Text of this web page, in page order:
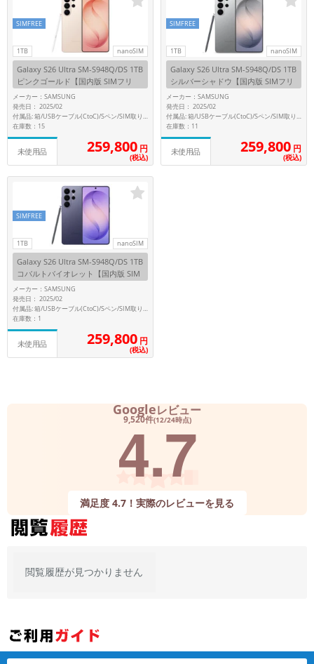
1TB nanoSIM
SIMFREE
Galaxy S26 Ultra SM-S948Q/DS 1TB
ピンクゴールド【国内版 SIMフリ
ー】
メーカー：SAMSUNG
発売日： 2025/02
付属品: 箱/USBケーブル(CtoC)/Sペン/SIM取り出し用ピン/マニュアル
在庫数：15
未使用品 259,800 円
(税込)
1TB nanoSIM
SIMFREE
Galaxy S26 Ultra SM-S948Q/DS 1TB
シルバーシャドウ【国内版 SIMフリ
ー】
メーカー：SAMSUNG
発売日： 2025/02
付属品: 箱/USBケーブル(CtoC)/Sペン/SIM取り出し用ピン/マニュアル
在庫数：11
未使用品 259,800 円
(税込)
1TB nanoSIM
SIMFREE
Galaxy S26 Ultra SM-S948Q/DS 1TB
コバルトバイオレット【国内版 SIM
フリー】
メーカー：SAMSUNG
発売日： 2025/02
付属品: 箱/USBケーブル(CtoC)/Sペン/SIM取り出し用ピン/マニュアル
在庫数：1
未使用品 259,800 円
(税込)
Googleレビュー
9,520件(12/24時点)
4.7
満足度 4.7！実際のレビューを見る
閲覧履歴が見つかりません
月 から
年 月 まで
各項目のチェックボックスは「or検索」となります。
ただし機能別のみ「and検索」となります。